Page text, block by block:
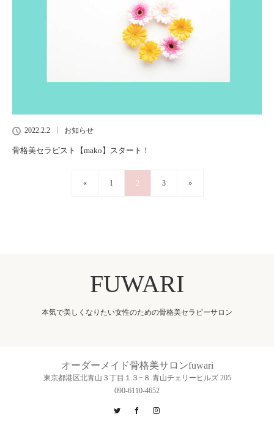
2022.2.2 お知らせ
骨格美セラピスト【mako】スタート！
« 1 2 3 »
FUWARI
本気で美しくなりたい女性のための骨格美セラピーサロン
オーダーメイド骨格美サロンfuwari
東京都港区北青山３丁目１３−８ 青山チェリーヒルズ 205
090-6110-4652
Twitter
Facebook